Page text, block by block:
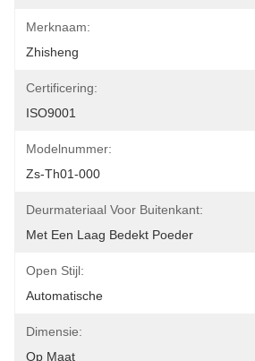
Merknaam:
Zhisheng
Certificering:
ISO9001
Modelnummer:
Zs-Th01-000
Deurmateriaal Voor Buitenkant:
Met Een Laag Bedekt Poeder
Open Stijl:
Automatische
Dimensie:
Op Maat